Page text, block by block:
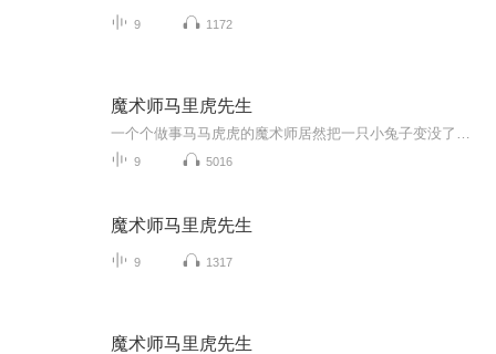
9 1172
魔术师马里虎先生
9 5016
魔术师马里虎先生
9 1317
魔术师马里虎先生